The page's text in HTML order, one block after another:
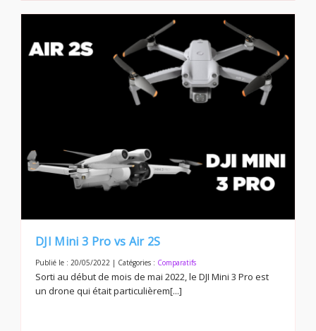
DJI Mini 3 Pro vs Air 2S
Publié le : 20/05/2022 | Catégories : Comparatifs
Sorti au début de mois de mai 2022, le DJI Mini 3 Pro est
un drone qui était particulièrem[...]